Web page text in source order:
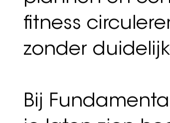
Of je nu net
geen “magic